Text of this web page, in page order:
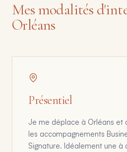
Mes modalités
Orléans
Présentiel
Je me déplace à Orléans et
les accompagnements
Signature. Idéalement une à